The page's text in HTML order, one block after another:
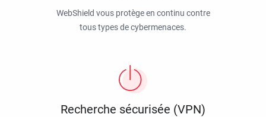
WebShield vous protège en continu contre
tous types de cybermenaces.
Recherche sécurisée (VPN)